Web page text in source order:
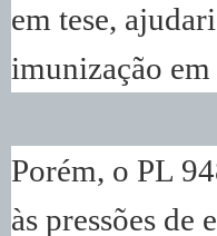
em tese,
imunização em
Porém, o PL
às pressões